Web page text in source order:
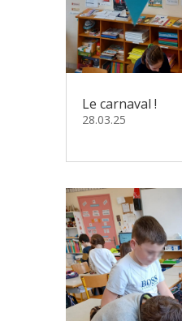
Le carnaval !
28.03.25